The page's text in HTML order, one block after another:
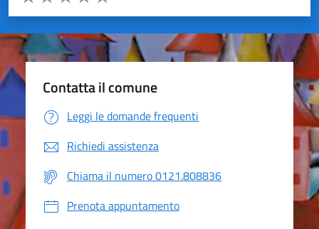
Valuta 5 stelle su 5
Valuta 4 stelle su 5
Valuta 3 stelle su 5
Valuta 2 stelle su 5
Valuta 1 stelle su 5
Contatta il comune
Leggi le domande frequenti
Richiedi assistenza
Chiama il numero 0121.808836
Prenota appuntamento